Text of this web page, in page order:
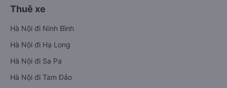
Thuê xe
Hà Nội đi Ninh Bình
Hà Nội đi Hạ Long
Hà Nội đi Sa Pa
Hà Nội đi Tam Đảo